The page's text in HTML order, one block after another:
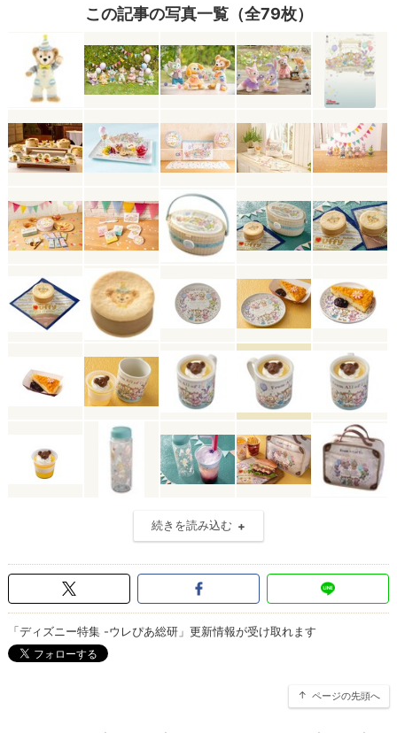
この記事の写真一覧（全79枚）
続きを読み込む
「ディズニー特集 -ウレぴあ総研」更新情報が受け取れます
ページの先頭へ